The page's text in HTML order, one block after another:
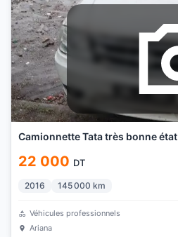
Camionnette Tata très bonne état
22 000 DT
2016 145 000 km
Véhicules professionnels
Ariana